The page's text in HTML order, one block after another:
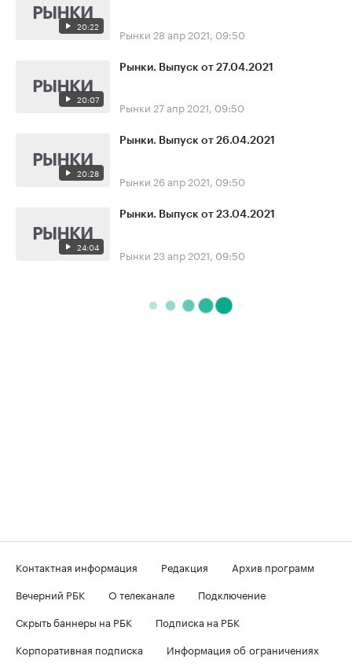
20:22 Рынки 28 апр 2021, 09:50
20:07
Рынки. Выпуск от 27.04.2021
Рынки 27 апр 2021, 09:50
20:28
Рынки. Выпуск от 26.04.2021
Рынки 26 апр 2021, 09:50
24:04
Рынки. Выпуск от 23.04.2021
Рынки 23 апр 2021, 09:50
Контактная информация Редакция
Архив программ
Вечерний РБК
О телеканале
Подключение
Скрыть баннеры на РБК
Подписка на РБК
Корпоративная подписка
Информация об ограничениях